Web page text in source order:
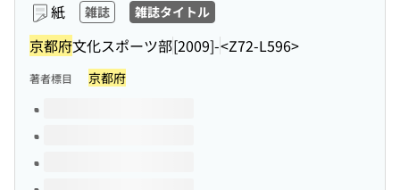
紙 雑誌 雑誌タイトル
京都府文化スポーツ部[2009]-<Z72-L596>
著者標目 京都府
このタイトルの巻号